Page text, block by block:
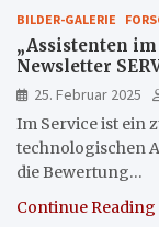
BILDER-GALERIE
„Assistenten
Newsletter
25. Februar 2025
Im Service ist ein
technologischen
die Bewertung…
Continue Reading